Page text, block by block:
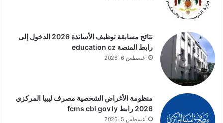
نتائج مسابقة توظيف الأساتذة 2026 الدخول إلى
رابط المنصة education dz
أغسطس 6, 2026
منظومة الأغراض الشخصية مصرف ليبيا المركزي
2026 رابط fcms cbl gov ly
أغسطس 5, 2026